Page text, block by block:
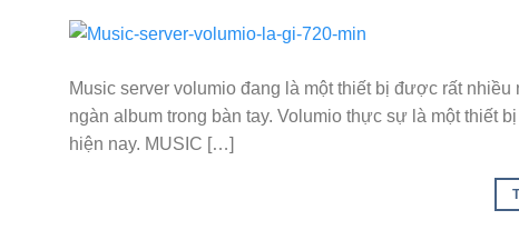
Music server volumio đang là một thiết bị được rất
ngàn album trong bàn tay. Volumio thực sự là một thiết
hiện nay. MUSIC […]